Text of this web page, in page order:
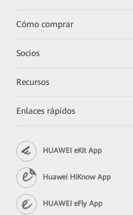
Cómo comprar
Socios
Recursos
Enlaces rápidos
HUAWEI eKit App
Huawei HiKnow App
HUAWEI eFly App